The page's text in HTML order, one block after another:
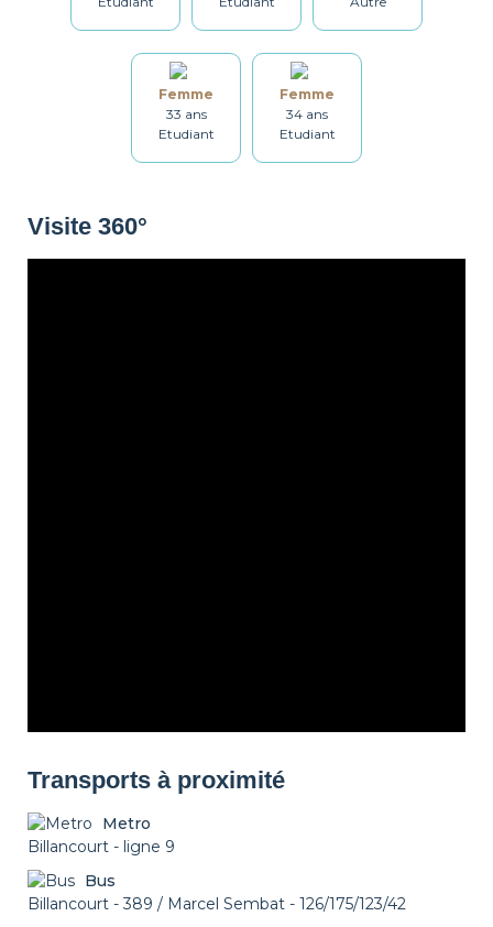
Femme
33 ans
Etudiant
Femme
34 ans
Etudiant
Visite 360°
Transports à proximité
Metro
Billancourt - ligne 9
Bus
Billancourt - 389 / Marcel Sembat - 126/175/123/42